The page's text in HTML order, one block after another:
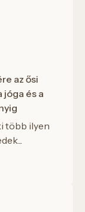
az ősi
jóga és a
több ilyen